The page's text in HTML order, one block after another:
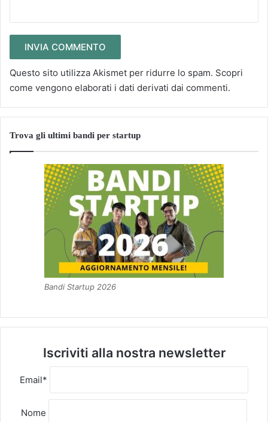
Questo sito utilizza Akismet per ridurre lo spam. Scopri
come vengono elaborati i dati derivati dai commenti.
Trova gli ultimi bandi per startup
Bandi Startup 2026
Iscriviti alla nostra newsletter
Email*
Nome